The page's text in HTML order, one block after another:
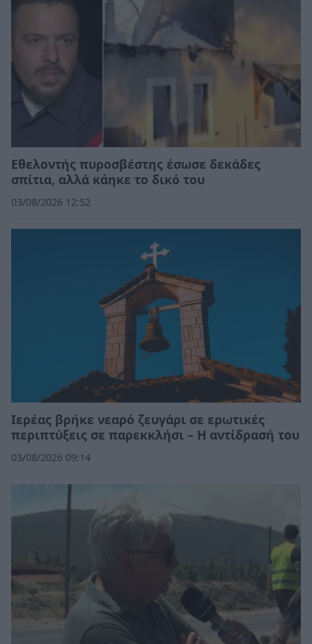
Εθελοντής πυροσβέστης έσωσε δεκάδες
σπίτια, αλλά κάηκε το δικό του
03/08/2026 12:52
Ιερέας βρήκε νεαρό ζευγάρι σε ερωτικές
περιπτύξεις σε παρεκκλήσι – Η αντίδρασή του
03/08/2026 09:14